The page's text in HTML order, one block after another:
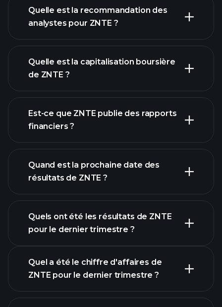
graphique de ZNTE
Quelle est la recommandation des
analystes pour ZNTE ?
Quelle est la capitalisation boursière
de ZNTE ?
notre liste d'actions
Est-ce que ZNTE publie des rapports
financiers ?
finances de
ZNTE
Quand est la prochaine date des
résultats de ZNTE ?
Calendrier des résultats
Quels ont été les résultats de ZNTE
pour le dernier trimestre ?
Quel a été le chiffre d'affaires de
ZNTE pour le dernier trimestre ?